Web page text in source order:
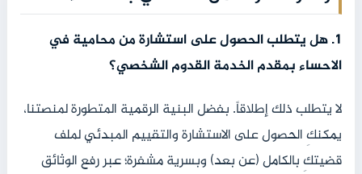
1. هل يتطلب الحصول على استشارة من محامية في
الاحساء بمقدم الخدمة القدوم الشخصي؟
لا يتطلب ذلك إطلاقاً. بفضل البنية الرقمية المتطورة لمنصتنا،
يمكنكِ الحصول على الاستشارة والتقييم المبدئي لملف
قضيتكِ بالكامل (عن بعد) وبسرية مشفرة؛ عبر رفع الوثائق